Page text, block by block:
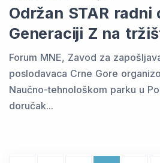
Održan STAR radni
Generaciji Z na
Forum MNE, Zavod za
poslodavaca Crne Gore
Naučno-tehnološkom parku u
doručak...